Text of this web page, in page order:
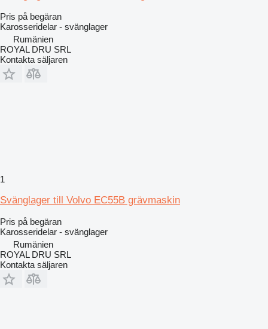
Pris på begäran
Karosseridelar - svänglager
Rumänien
ROYAL DRU SRL
Kontakta säljaren
1
Svänglager till Volvo EC55B grävmaskin
Pris på begäran
Karosseridelar - svänglager
Rumänien
ROYAL DRU SRL
Kontakta säljaren